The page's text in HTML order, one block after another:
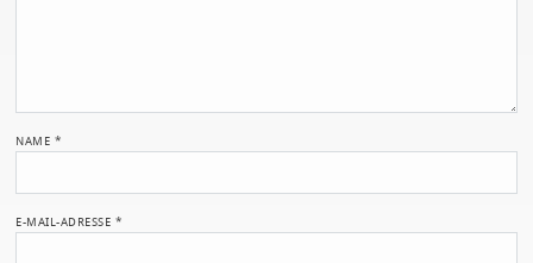
NAME *
E-MAIL-ADRESSE *